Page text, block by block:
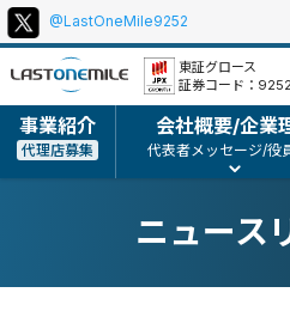
本
文
ポ
リ
ー、
コ
ピ
ト
東証グロース
証券コード：
事業紹介
代理店募集
会社概要/企業
代表者メッセージ/役
@LastOneMile9252
ニュース